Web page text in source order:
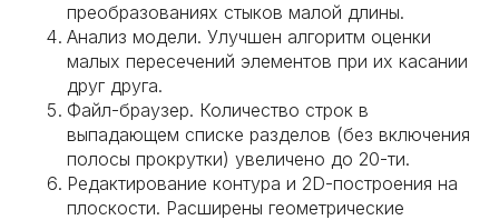
преобразованиях стыков малой длины.
Анализ модели. Улучшен алгоритм оценки
малых пересечений элементов при их касании
друг друга.
Файл-браузер. Количество строк в
выпадающем списке разделов (без включения
полосы прокрутки) увеличено до 20-ти.
Редактирование контура и 2D-построения на
плоскости. Расширены геометрические